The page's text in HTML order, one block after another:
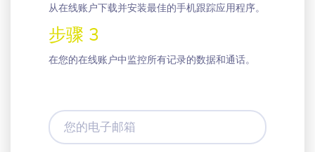
从在线账户下载并安装最佳的手机跟踪应用程序。
步骤 3
在您的在线账户中监控所有记录的数据和通话。
您
的
电